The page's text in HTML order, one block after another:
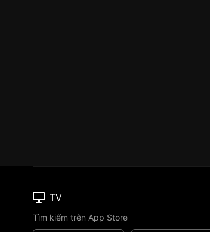
TV
Tìm kiếm trên App Store